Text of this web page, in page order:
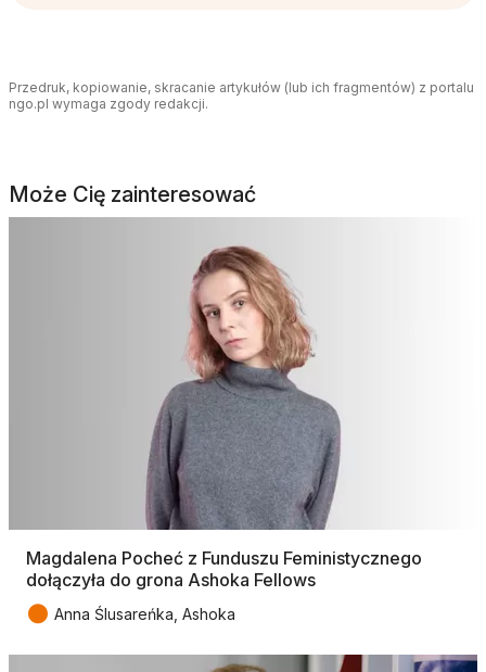
Przedruk, kopiowanie, skracanie artykułów (lub ich fragmentów) z portalu
ngo.pl wymaga zgody redakcji.
Może Cię zainteresować
Magdalena Pocheć z Funduszu Feministycznego
dołączyła do grona Ashoka Fellows
● Anna Ślusareńka, Ashoka